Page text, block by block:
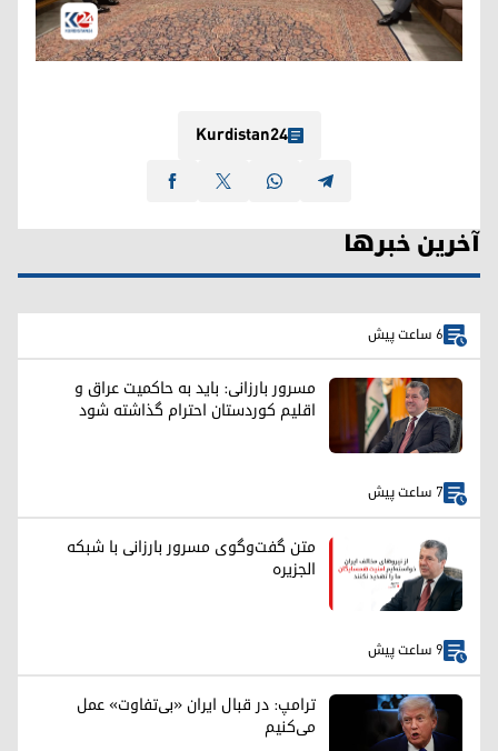
Kurdistan24
آخرین خبرها
6 ساعت پیش
مسرور بارزانی: باید به حاکمیت عراق و
اقلیم کوردستان احترام گذاشته شود
7 ساعت پیش
متن گفت‌وگوی مسرور بارزانی با شبکه
الجزیره
9 ساعت پیش
ترامپ: در قبال ایران «بی‌تفاوت» عمل
می‌کنیم